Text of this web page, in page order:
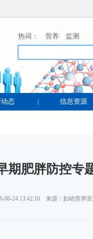
热词： 营养 监测
态 信息资源
期肥胖防控专
24 13:42:10 来源：妇幼营养室